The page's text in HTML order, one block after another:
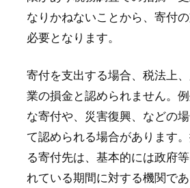
なりかねないことから、寄付
必要となります。
寄付を支出する場合、税法上
業の損金と認められません。
な寄付や、災害復興、などの
て認められる場合があります
る寄付先は、基本的には政府
れている期間に対する機関で